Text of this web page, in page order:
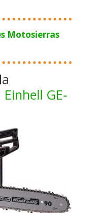
Motosierras
Einhell GE-